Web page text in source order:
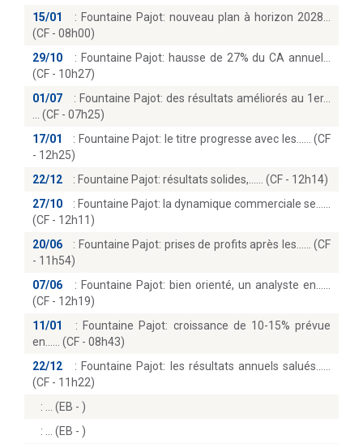
15/01
: Fountaine Pajot: nouveau plan à horizon 2028
(CF - 08h00)
29/10
: Fountaine Pajot: hausse de 27% du CA annuel
(CF - 10h27)
01/07
: Fountaine Pajot: des résultats améliorés au 1er...
(CF - 07h25)
17/01
: Fountaine Pajot: le titre progresse avec les...… (CF
- 12h25)
22/12
: Fountaine Pajot: résultats solides,...… (CF - 12h14)
27/10
: Fountaine Pajot: la dynamique commerciale se...
(CF - 12h11)
20/06
: Fountaine Pajot: prises de profits après les...… (CF
- 11h54)
07/06
: Fountaine Pajot: bien orienté, un analyste en...
(CF - 12h19)
11/01
: Fountaine Pajot: croissance de 10-15% prévue
en...… (CF - 08h43)
22/12
: Fountaine Pajot: les résultats annuels salués...
(CF - 11h22)
:
(EB - )
:
(EB - )